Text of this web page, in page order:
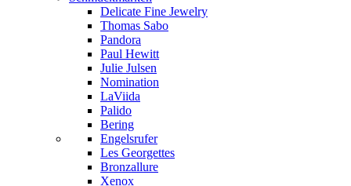
Delicate Fine Jewelry
Thomas Sabo
Pandora
Paul Hewitt
Julie Julsen
Nomination
LaViida
Palido
Bering
Engelsrufer
Les Georgettes
Bronzallure
Xenox